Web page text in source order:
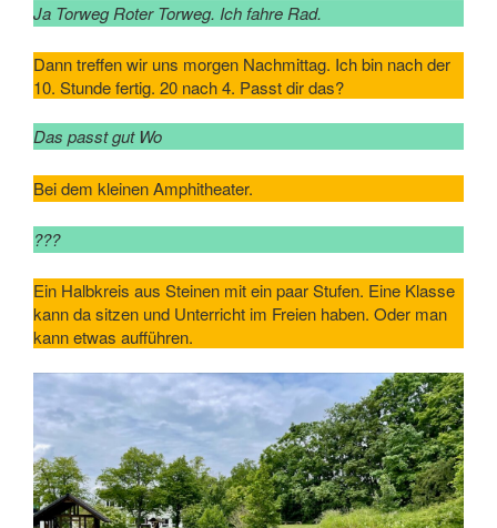
Ja Torweg Roter Torweg. Ich fahre Rad.
Dann treffen wir uns morgen Nachmittag. Ich bin nach der
10. Stunde fertig. 20 nach 4. Passt dir das?
Das passt gut Wo
Bei dem kleinen Amphitheater.
???
Ein Halbkreis aus Steinen mit ein paar Stufen. Eine Klasse
kann da sitzen und Unterricht im Freien haben. Oder man
kann etwas aufführen.